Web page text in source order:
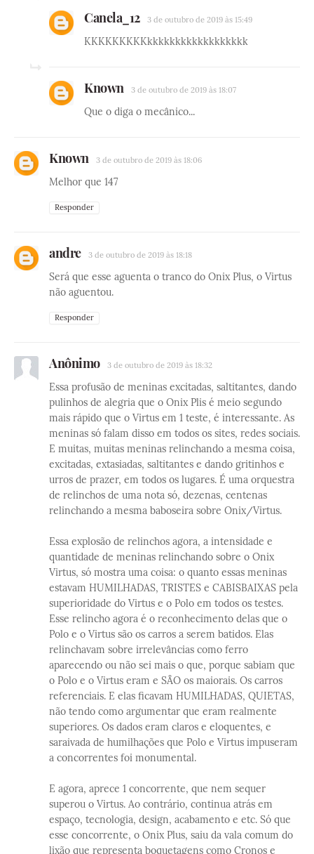
Canela_12 3 de outubro de 2019 às 15:49
KKKKKKKKKkkkkkkkkkkkkkkkkkk
Known 3 de outubro de 2019 às 18:07
Que o diga o mecânico...
Known 3 de outubro de 2019 às 18:06
Melhor que 147
Responder
andre 3 de outubro de 2019 às 18:18
Será que esse aguenta o tranco do Onix Plus, o Virtus
não aguentou.
Responder
Anônimo 3 de outubro de 2019 às 18:32
Essa profusão de meninas excitadas, saltitantes, dando
pulinhos de alegria que o Onix Plis é meio segundo
mais rápido que o Virtus em 1 teste, é interessante. As
meninas só falam disso em todos os sites, redes sociais.
E muitas, muitas meninas relinchando a mesma coisa,
excitadas, extasiadas, saltitantes e dando gritinhos e
urros de prazer, em todos os lugares. É uma orquestra
de relinchos de uma nota só, dezenas, centenas
relinchando a mesma baboseira sobre Onix/Virtus.
Essa explosão de relinchos agora, a intensidade e
quantidade de meninas relinchando sobre o Onix
Virtus, só mostra uma coisa: o quanto essas meninas
estavam HUMILHADAS, TRISTES e CABISBAIXAS pela
superioridade do Virtus e o Polo em todos os testes.
Esse relincho agora é o reconhecimento delas que o
Polo e o Virtus são os carros a serem batidos. Elas
relinchavam sobre irrelevâncias como ferro
aparecendo ou não sei mais o que, porque sabiam que
o Polo e o Virtus eram e SÂO os maiorais. Os carros
referenciais. E elas ficavam HUMILHADAS, QUIETAS,
não tendo como argumentar que eram realmente
superiores. Os dados eram claros e eloquentes, e
saraivada de humilhações que Polo e Virtus impuseram
a concorrentes foi monumental.
E agora, aprece 1 concorrente, que nem sequer
superou o Virtus. Ao contrário, continua atrás em
espaço, tecnologia, design, acabamento e etc. Só que
esse concorrente, o Onix Plus, saiu da vala comum do
lixão que representa boquetagens como Cronos e